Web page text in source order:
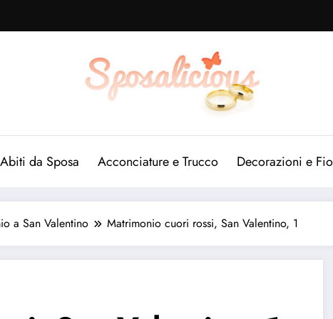
Abiti da Sposa Acconciature e Trucco Decorazioni e
a San Valentino Matrimonio cuori rossi, San Valentino, 1